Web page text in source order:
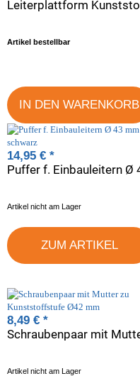
Artikel bestellbar
IN DEN WARENKORB
14,95 € *
Artikel nicht am Lager
ZUM ARTIKEL
8,49 € *
Artikel nicht am Lager